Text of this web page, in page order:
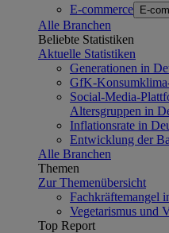
E-commerce E-
Alle Branchen
Beliebte Statistiken
Aktuelle Statistiken
Generationen in
GfK-
Social-Media-
Altersgruppen in
Inflationsrate in
Entwicklung der
Alle Branchen
Themen
Zur Themenübersicht
Fachkräftemangel
Vegetarismus und
Top Report